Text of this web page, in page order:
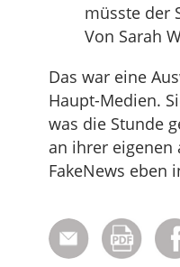
müsste der
Von Sarah
Das war eine
Haupt-Medien.
was die Stunde
an ihrer eigenen
FakeNews eben